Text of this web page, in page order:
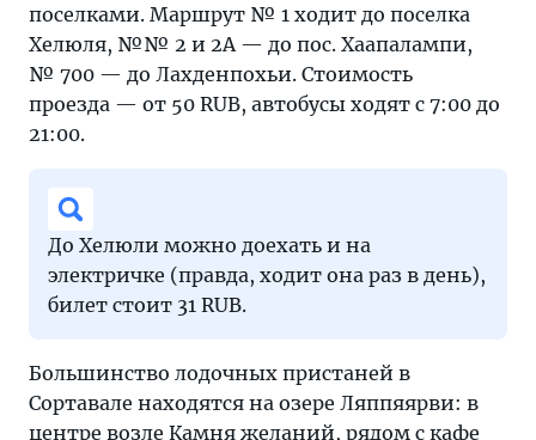
поселками. Маршрут № 1 ходит до поселка
Хелюля, №№ 2 и 2А — до пос. Хаапалампи,
№ 700 — до Лахденпохьи. Стоимость
проезда — от 50 RUB, автобусы ходят с 7:00 до
21:00.
До Хелюли можно доехать и на
электричке (правда, ходит она раз в день),
билет стоит 31 RUB.
Большинство лодочных пристаней в
Сортавале находятся на озере Ляппяярви: в
центре возле Камня желаний, рядом с кафе